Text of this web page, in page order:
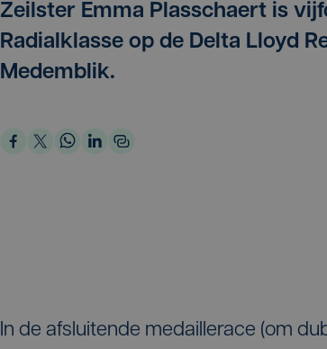
Zeilster Emma Plasschaert is
Radialklasse op de Delta Lloyd
Medemblik.
In de afsluitende medaillerace (om